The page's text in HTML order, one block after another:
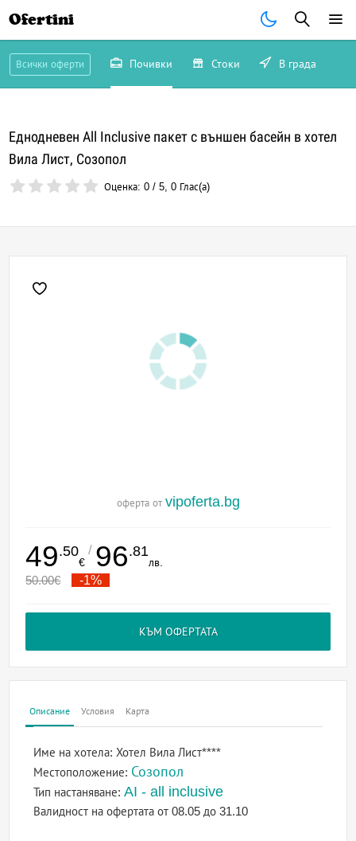
Ofertini
Всички оферти Почивки Стоки В града
Еднодневен All Inclusive пакет с външен басейн в хотел
Вила Лист, Созопол
Оценка:0 /5,0 Глас(а)
оферта от vipoferta.bg
49.50
€
/ 96.81
лв.
50.00€ -1%
КЪМ ОФЕРТАТА
Описание Условия Карта
Име на хотела: Хотел Вила Лист****
Местоположение: Созопол
Тип настаняване:AI - all inclusive
Валидност на офертатаот 08.05 до 31.10